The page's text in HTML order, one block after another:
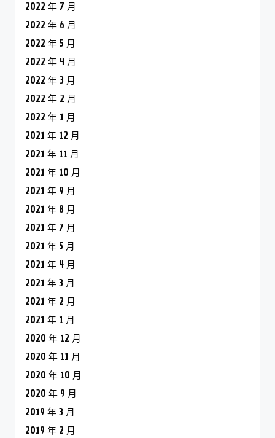
2022 年 7 月
2022 年 6 月
2022 年 5 月
2022 年 4 月
2022 年 3 月
2022 年 2 月
2022 年 1 月
2021 年 12 月
2021 年 11 月
2021 年 10 月
2021 年 9 月
2021 年 8 月
2021 年 7 月
2021 年 5 月
2021 年 4 月
2021 年 3 月
2021 年 2 月
2021 年 1 月
2020 年 12 月
2020 年 11 月
2020 年 10 月
2020 年 9 月
2019 年 3 月
2019 年 2 月